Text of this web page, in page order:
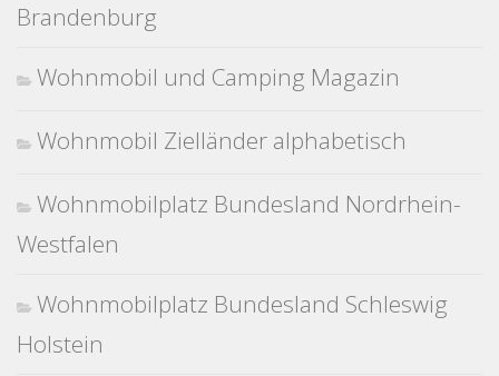
Brandenburg
Wohnmobil und Camping Magazin
Wohnmobil Zielländer alphabetisch
Wohnmobilplatz Bundesland Nordrhein-
Westfalen
Wohnmobilplatz Bundesland Schleswig
Holstein